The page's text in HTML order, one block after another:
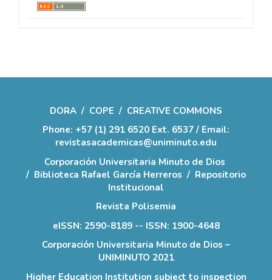
DORA / COPE / CREATIVE COMMONS
Phone: +57 (1) 291 6520 Ext. 6537 / Email:
revistasacademicas@uniminuto.edu
Corporación Universitaria Minuto de Dios
/ Biblioteca Rafael García Herreros / Repositorio
Institucional
Revista Polisemia
eISSN: 2590-8189 -- ISSN: 1900-4648
Corporación Universitaria Minuto de Dios –
UNIMINUTO 2021
Higher Education Institution subject to inspection